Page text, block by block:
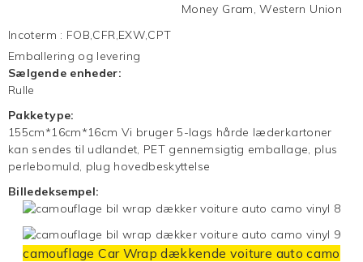
Money Gram, Western Union
Incoterm : FOB,CFR,EXW,CPT
Emballering og levering
Sælgende enheder:
Rulle
Pakketype:
155cm*16cm*16cm Vi bruger 5-lags hårde læderkartoner
kan sendes til udlandet, PET gennemsigtig emballage, plus
perlebomuld, plug hovedbeskyttelse
Billedeksempel:
camouflageCar Wrapdækkende voiture auto camo